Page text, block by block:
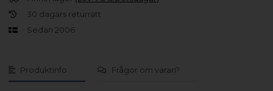
Produktinfo Frågor om varan?
30 dagars returrätt
Sedan 2006